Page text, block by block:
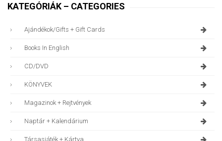
KATEGÓRIÁK – CATEGORIES
Ajándékok/gifts + Gift Cards
Books In English
CD/DVD
KÖNYVEK
Magazinok + Rejtvények
Naptár + Kalendárium
Társasjáték + Kártya